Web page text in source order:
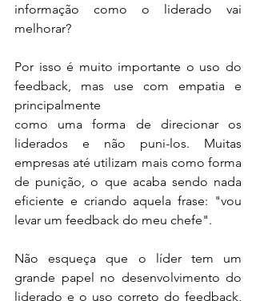
informação como o liderado vai
melhorar?
Por isso é muito importante o uso do
feedback, mas use com empatia e
principalmente
como uma forma de direcionar os
liderados e não puni-los. Muitas
empresas até utilizam mais como forma
de punição, o que acaba sendo nada
eficiente e criando aquela frase: "vou
levar um feedback do meu chefe".
Não esqueça que o líder tem um
grande papel no desenvolvimento do
liderado e o uso correto do feedback,